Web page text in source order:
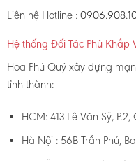
Liên hệ Hotline :
Hệ thống Đối Tác Phủ Khắp
Hoa Phú Quý xây dựng
tỉnh thành:
HCM: 413 Lê Văn Sỹ, P.2,
Hà Nội : 56B Trần Phú,